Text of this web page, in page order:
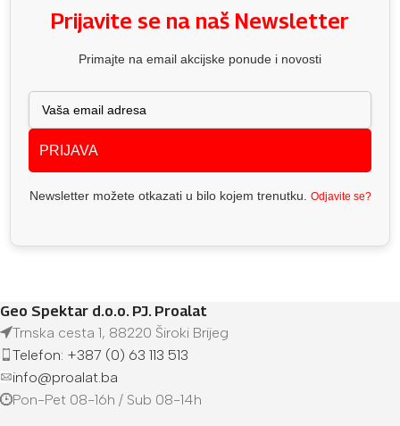
Prijavite se na naš Newsletter
Primajte na email akcijske ponude i novosti
PRIJAVA
Newsletter možete otkazati u bilo kojem trenutku. Odjavite se?
Geo Spektar d.o.o. PJ. Proalat
Trnska cesta 1, 88220 Široki Brijeg
Telefon: +387 (0) 63 113 513
info@proalat.ba
Pon-Pet 08-16h / Sub 08-14h